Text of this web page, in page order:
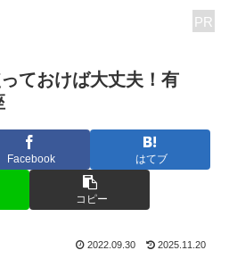
PR
ておけば大丈夫！有
Facebook はてブ
コピー
2022.09.30 2025.11.20